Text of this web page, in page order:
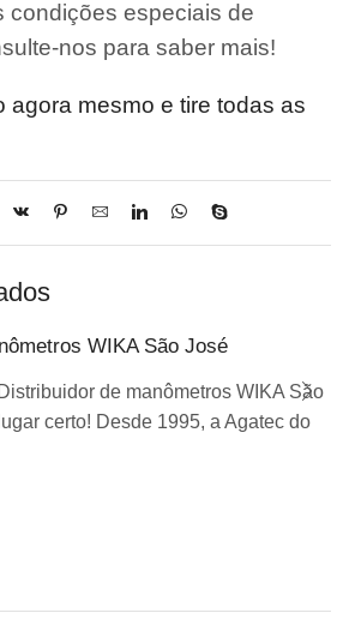
condições especiais de
nos para saber mais!
agora mesmo e tire todas as
WIKA São José
de manômetros WIKA São
certo! Desde 1995, a Agatec do